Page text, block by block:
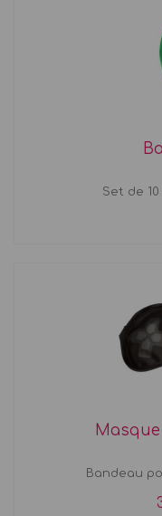
Set de
Bandeau